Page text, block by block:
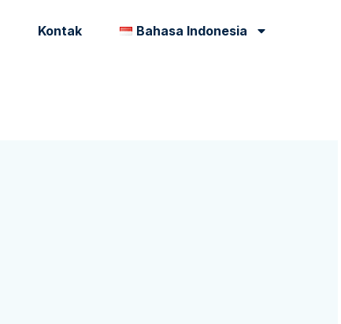
Kontak Bahasa Indonesia